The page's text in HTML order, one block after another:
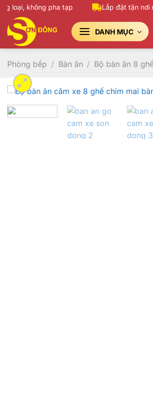
Bỏ
nội
dung
loại, không pha tạp Lắp đặt tận nơi
DANH MỤC
Phòng bếp / Bàn ăn / Bộ bàn ăn 8